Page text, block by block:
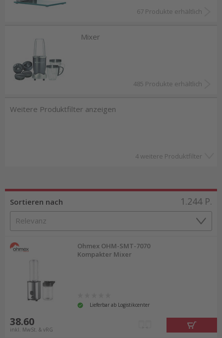
Ihnen eine 2-Jahres Garantie. Worauf warten Sie?
67 Produkte erhältlich
Mixer
485 Produkte erhältlich
Weitere Produktfilter anzeigen
4 weitere Produktfilter
1.244 P.
Sortieren nach
Ohmex OHM-SMT-7070
Kompakter Mixer
Lieferbar ab Logistikcenter
38.60
inkl. MwSt. & vRG